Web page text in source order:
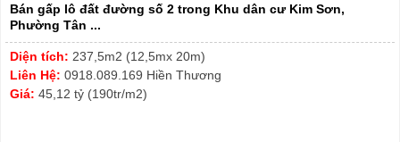
Bán gấp lô đất đường số 2 trong Khu dân cư Kim Sơn,
Phường Tân ...
Diện tích: 237,5m2 (12,5mx 20m)
Liên Hệ: 0918.089.169 Hiền Thương
Giá: 45,12 tỷ (190tr/m2)